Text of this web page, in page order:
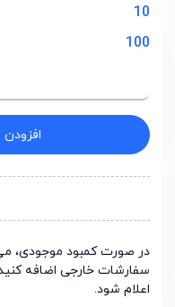
10
100
در صورت کمبود موجودی،
سفارشات خارجی اضافه
اعلام شود.